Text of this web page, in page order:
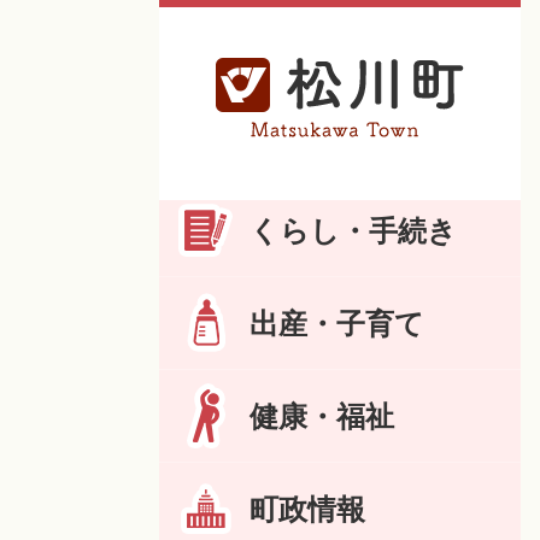
くらし・手続き
出産・子育て
健康・福祉
町政情報